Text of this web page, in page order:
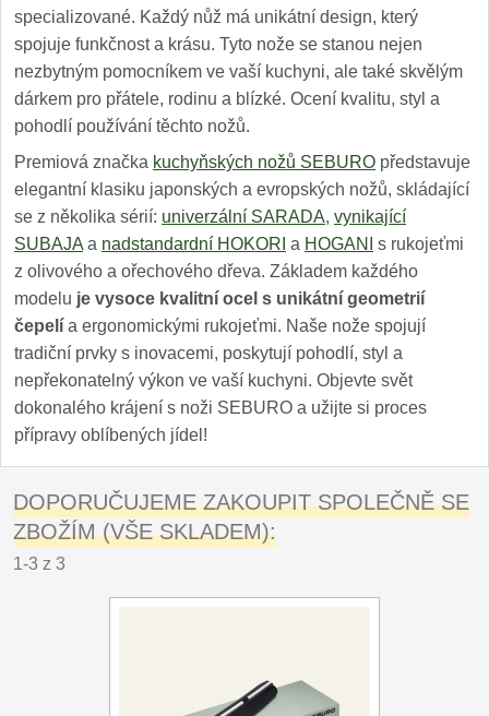
specializované. Každý nůž má unikátní design, který
spojuje funkčnost a krásu. Tyto nože se stanou nejen
nezbytným pomocníkem ve vaší kuchyni, ale také skvělým
dárkem pro přátele, rodinu a blízké. Ocení kvalitu, styl a
pohodlí používání těchto nožů.
Premiová značka kuchyňských nožů SEBURO představuje
elegantní klasiku japonských a evropských nožů, skládající
se z několika sérií: univerzální SARADA, vynikající
SUBAJA a nadstandardní HOKORI a HOGANI
s rukojeťmi
z olivového a ořechového dřeva. Základem každého
modelu je vysoce kvalitní ocel s unikátní geometrií
čepelí a ergonomickými rukojeťmi. Naše nože spojují
tradiční prvky s inovacemi, poskytují pohodlí, styl a
nepřekonatelný výkon ve vaší kuchyni. Objevte svět
dokonalého krájení s noži SEBURO a užijte si proces
přípravy oblíbených jídel!
DOPORUČUJEME ZAKOUPIT SPOLEČNĚ SE
ZBOŽÍM (VŠE SKLADEM):
1-3 z 3